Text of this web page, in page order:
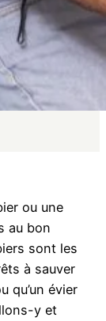
ou une
au bon
sont les
à sauver
qu’un évier
y et